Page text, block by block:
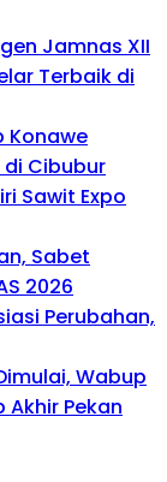
Jamnas XII
Terbaik di
Konawe
di Cibubur
Sawit Expo
Sabet
2026
Perubahan,
Wabup
Pekan